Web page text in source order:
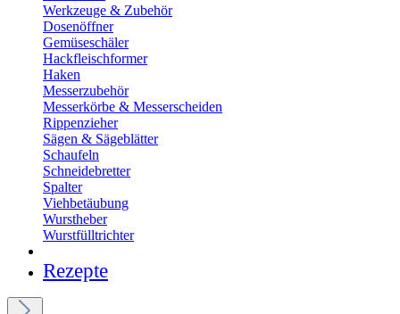
Werkzeuge & Zubehör
Dosenöffner
Gemüseschäler
Hackfleischformer
Haken
Messerzubehör
Messerkörbe & Messerscheiden
Rippenzieher
Sägen & Sägeblätter
Schaufeln
Schneidebretter
Spalter
Viehbetäubung
Wurstheber
Wurstfülltrichter
Rezepte